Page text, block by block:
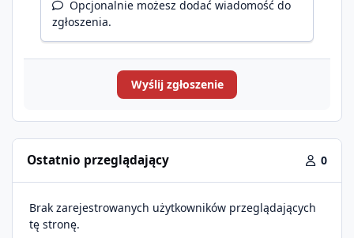
Opcjonalnie możesz dodać wiadomość do
zgłoszenia.
Wyślij zgłoszenie
Ostatnio przeglądający 0
Brak zarejestrowanych użytkowników przeglądających
tę stronę.